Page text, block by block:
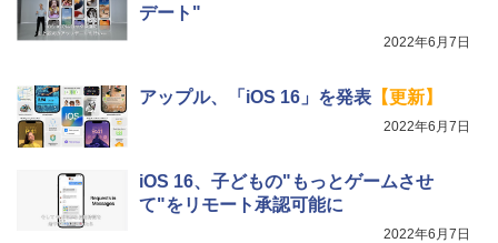
デート"
2022年6月7日
アップル、「iOS 16」を発表【更新】
2022年6月7日
iOS 16、子どもの"もっとゲームさせ
て"をリモート承認可能に
2022年6月7日